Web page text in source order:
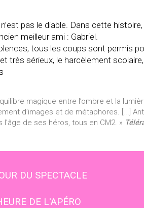
pas le diable. Dans cette
meilleur ami : Gabriel.
tous les coups sont permis
très sérieux, le harcèlement
magique entre l’ombre et la
d’images et de métaphores. [...]
de ses héros, tous en CM2. »
DU SPECTACLE
DE L'APÉRO